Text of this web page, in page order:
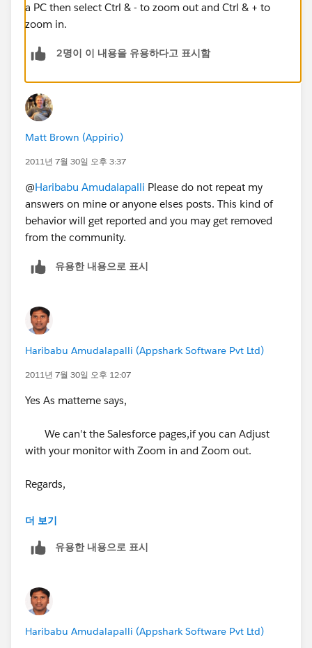
a PC then select Ctrl & - to zoom out and Ctrl & + to
zoom in.
2명이 이 내용을 유용하다고 표시함
Matt Brown (Appirio)
2011년 7월 30일 오후 3:37
@Haribabu Amudalapalli Please do not repeat my
answers on mine or anyone elses posts. This kind of
behavior will get reported and you may get removed
from the community.
유용한 내용으로 표시
Haribabu Amudalapalli (Appshark Software Pvt Ltd)
2011년 7월 30일 오후 12:07
Yes As matteme says,
We can't the Salesforce pages,if you can Adjust
with your monitor with Zoom in and Zoom out.
Regards,
Haribabu Amudalapalli
더 보기
유용한 내용으로 표시
Haribabu Amudalapalli (Appshark Software Pvt Ltd)